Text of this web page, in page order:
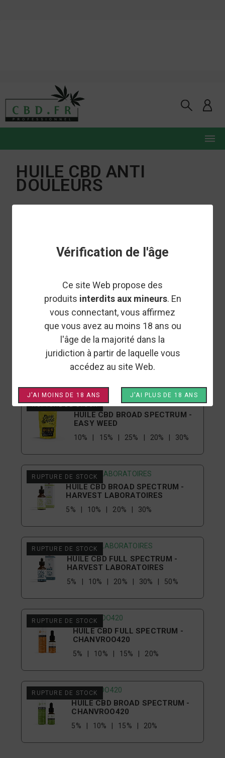
Vérification de l'âge
Ce site Web propose des
produits interdits aux mineurs. En
vous connectant, vous affirmez
que vous avez au moins 18 ans ou
l'âge de la majorité dans la
juridiction à partir de laquelle vous
accédez au site Web.
J'AI MOINS DE 18 ANS J'AI PLUS DE 18 ANS
HUILE CBD ANTI
DOULEURS
Per Page: 48
IVORY
HUILE CBD FULL SPECTRUM -
IVORY
10% 20% 30%
RUPTURE DE STOCK
EASY WEED
HUILE CBD BROAD SPECTRUM -
EASY WEED
10% 15% 25% 20% 30%
RUPTURE DE STOCK
HARVEST LABORATOIRES
HUILE CBD BROAD SPECTRUM -
HARVEST LABORATOIRES
5% 10% 20% 30%
RUPTURE DE STOCK
HARVEST LABORATOIRES
HUILE CBD FULL SPECTRUM -
HARVEST LABORATOIRES
5% 10% 20% 30% 50%
RUPTURE DE STOCK
CHANVROO420
HUILE CBD FULL SPECTRUM -
CHANVROO420
5% 10% 15% 20%
RUPTURE DE STOCK
CHANVROO420
HUILE CBD BROAD SPECTRUM -
CHANVROO420
5% 10% 15% 20%
RUPTURE DE STOCK